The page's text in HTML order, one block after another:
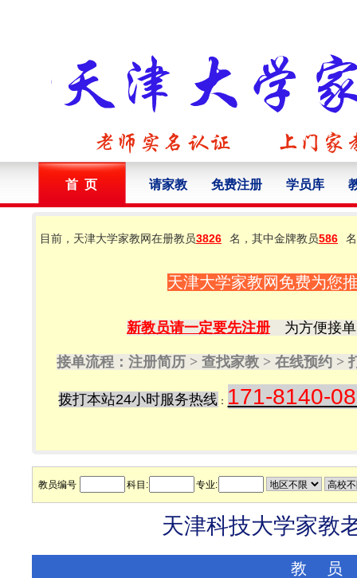
首 页 请家教 免费注册 学员库
目前，天津大学家教网在册教员3826 名，其中金牌教员586
天津大学家教网免费为您
新教员请一定要先注册 为方便接
接单流程：注册简历 > 查找家教 > 在线预约 >
拨打本站24小时服务热线 ： 171-8140-
教员编号 科目: 专业:
天津科技大学家教
教